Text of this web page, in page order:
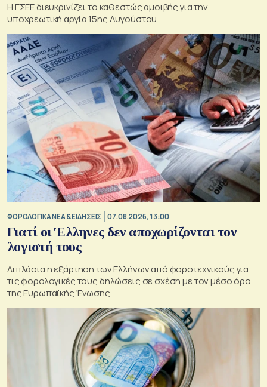
Η ΓΣΕΕ διευκρινίζει το καθεστώς αμοιβής για την
υποχρεωτική αργία 15ης Αυγούστου
ΦΟΡΟΛΟΓΙΚΑ ΝΕΑ & EΙΔΗΣΕΙΣ 07.08.2026, 13:00
Γιατί οι Έλληνες δεν αποχωρίζονται τον
λογιστή τους
Διπλάσια η εξάρτηση των Ελλήνων από φοροτεχνικούς για
τις φορολογικές τους δηλώσεις σε σχέση με τον μέσο όρο
της Ευρωπαϊκής Ένωσης